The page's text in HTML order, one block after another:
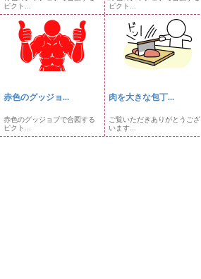
ピクト...
ピクト...
赤色のグッジョ...
赤色のグッジョブで合図する
ピクト...
肉を大きな包丁...
ご覧いただきありがとうござ
います...